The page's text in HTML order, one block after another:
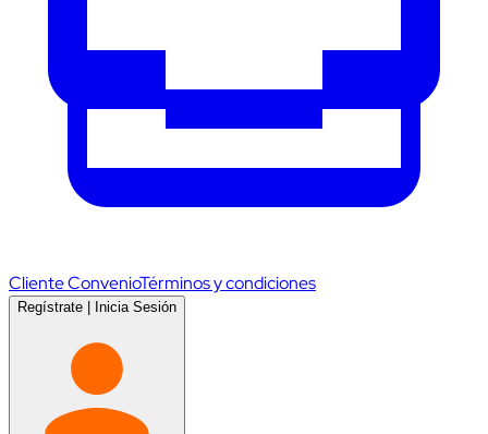
Cliente ConvenioTérminos y condiciones
Regístrate | Inicia Sesión